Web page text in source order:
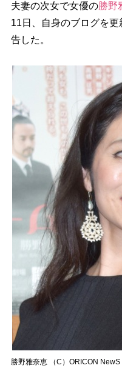
夫妻の次女で女優の勝野
11日、自身のブログを
告した。
勝野雅奈恵 （C）ORICON NewS